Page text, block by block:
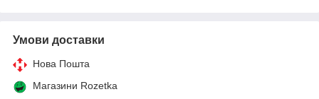
Умови доставки
Нова Пошта
Магазини Rozetka